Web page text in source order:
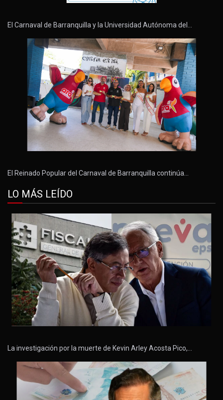
El Carnaval de Barranquilla y la Universidad Autónoma del…
El Reinado Popular del Carnaval de Barranquilla continúa…
LO MÁS LEÍDO
La investigación por la muerte de Kevin Arley Acosta Pico,…